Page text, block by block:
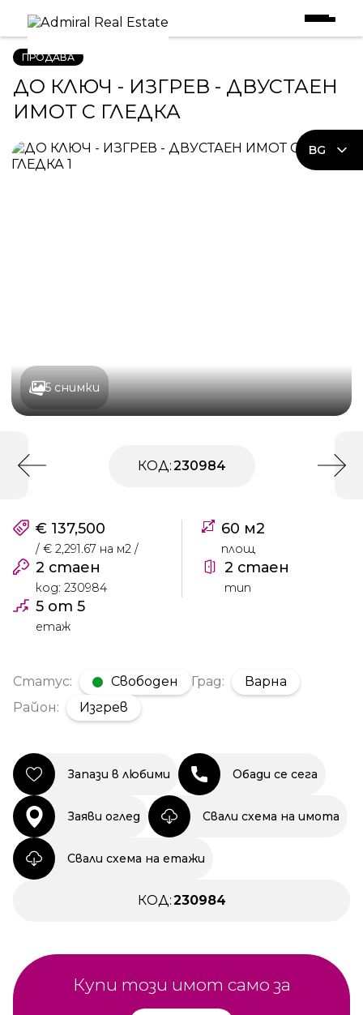
BG
ДО КЛЮЧ - ИЗГРЕВ - ДВУСТАЕН ИМОТ С ГЛЕДКА
ПРОДАВА
ДО КЛЮЧ - ИЗГРЕВ - ДВУСТАЕН
ИМОТ С ГЛЕДКА
5 снимки
КОД:230984
€ 137,500
/ € 2,291.67 на м2 /
60 м2
площ
2 стаен
код: 230984
2 стаен
тип
5 от 5
етаж
Статус: Свободен Град:
Варна
Район:
Изгрев
Запази в любими Обади се сега
Заяви оглед Свали схема на имота
Свали схема на етажи
КОД:230984
Купи този имот само за